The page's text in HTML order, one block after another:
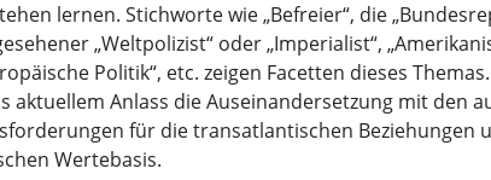
lernen. Stichworte wie „Befreier“, die
„Weltpolizist“ oder „Imperialist“,
Politik“, etc. zeigen Facetten dieses
aktuellem Anlass die Auseinandersetzung mit den
für die transatlantischen Beziehungen
Wertebasis.